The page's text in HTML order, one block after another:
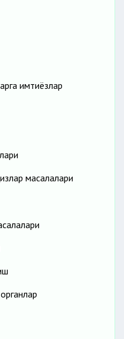
имтиёзлар
масалалари